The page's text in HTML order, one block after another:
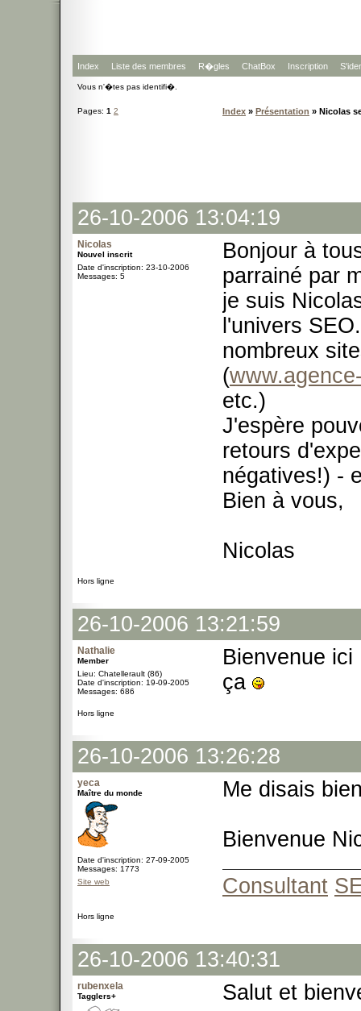
Index Liste des membres R�gles ChatBox Inscription
Vous n'�tes pas identifi�.
Pages: 1 2 Index » Présentation » Nicolas
26-10-2006 13:04:19
Nicolas
Nouvel inscrit
Date d'inscription: 23-10-2006
Messages: 5
Bonjour à
parrainé par
je suis
l'univers
nombreux
(
etc.)
J'espère
retours
négatives!) -
Bien à vous,
Nicolas
Hors ligne
26-10-2006 13:21:59
Nathalie
Member
Lieu: Chatellerault (86)
Date d'inscription: 19-09-2005
Messages: 686
Bienvenue
ça
Hors ligne
26-10-2006 13:26:28
yeca
Maître du monde
Date d'inscription: 27-09-2005
Messages: 1773
Site web
Me disais
Bienvenue
Consultant
Hors ligne
26-10-2006 13:40:31
rubenxela
Tagglers+
Salut et